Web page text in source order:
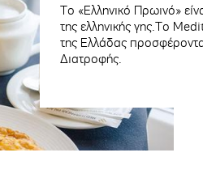
Το «Ελληνικό Πρωινό»
της ελληνικής γης.Το
της Ελλάδας
Διατροφής.